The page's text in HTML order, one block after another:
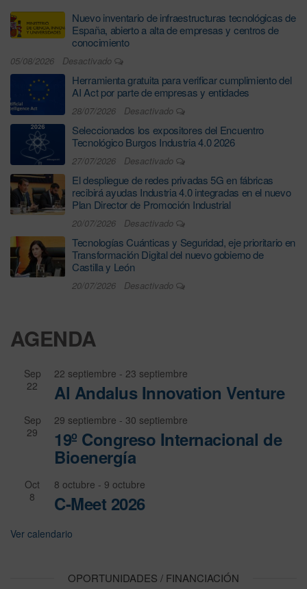
Nuevo inventario de infraestructuras tecnológicas de
España, abierto a alta de empresas y centros de
conocimiento
05/08/2026 Desactivado
Herramienta gratuita para verificar cumplimiento del
AI Act por parte de empresas y entidades
28/07/2026 Desactivado
Seleccionados los expositores del Encuentro
Tecnológico Burgos Industria 4.0 2026
27/07/2026 Desactivado
El despliegue de redes privadas 5G en fábricas
recibirá ayudas Industria 4.0 integradas en el nuevo
Plan Director de Promoción Industrial
20/07/2026 Desactivado
Tecnologías Cuánticas y Seguridad, eje prioritario en
Transformación Digital del nuevo gobierno de
Castilla y León
20/07/2026 Desactivado
AGENDA
Sep
22
22 septiembre - 23 septiembre
Al Andalus Innovation Venture
Sep
29
29 septiembre - 30 septiembre
19º Congreso Internacional de
Bioenergía
Oct
8
8 octubre - 9 octubre
C-Meet 2026
Ver calendario
OPORTUNIDADES / FINANCIACIÓN